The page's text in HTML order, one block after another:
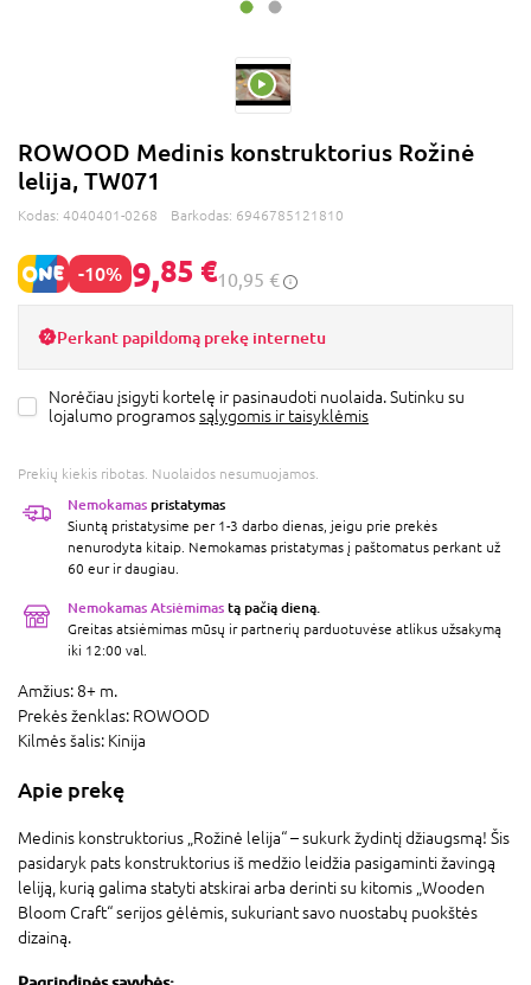
ROWOOD Medinis konstruktorius Rožinė
lelija, TW071
Kodas: 4040401-0268 Barkodas: 6946785121810
-10% 9,85 €10,95 €
Perkant papildomą prekę internetu
Norėčiau įsigyti kortelę ir pasinaudoti nuolaida. Sutinku su
lojalumo programossąlygomis ir taisyklėmis
Prekių kiekis ribotas. Nuolaidos nesumuojamos.
Nemokamas pristatymas
Siuntą pristatysime per 1-3 darbo dienas, jeigu prie prekės
nenurodyta kitaip. Nemokamas pristatymas į paštomatus perkant už
60 eur ir daugiau.
Nemokamas Atsiėmimas tą pačią dieną.
Greitas atsiėmimas mūsų ir partnerių parduotuvėse atlikus užsakymą
iki 12:00 val.
Amžius: 8+ m.
Prekės ženklas: ROWOOD
Kilmės šalis: Kinija
Apie prekę
Medinis konstruktorius „Rožinė lelija“ – sukurk žydintį džiaugsmą! Šis
pasidaryk pats konstruktorius iš medžio leidžia pasigaminti žavingą
leliją, kurią galima statyti atskirai arba derinti su kitomis „Wooden
Bloom Craft“ serijos gėlėmis, sukuriant savo nuostabų puokštės
dizainą.